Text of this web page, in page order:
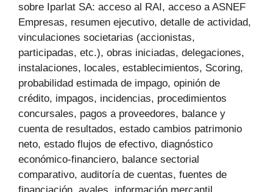
sobre Iparlat SA: acceso al RAI, acceso a ASNEF
Empresas, resumen ejecutivo, detalle de actividad,
vinculaciones societarias (accionistas,
participadas, etc.), obras iniciadas, delegaciones,
instalaciones, locales, establecimientos, Scoring,
probabilidad estimada de impago, opinión de
crédito, impagos, incidencias, procedimientos
concursales, pagos a proveedores, balance y
cuenta de resultados, estado cambios patrimonio
neto, estado flujos de efectivo, diagnóstico
económico-financiero, balance sectorial
comparativo, auditoría de cuentas, fuentes de
financiación, avales, información mercantil,